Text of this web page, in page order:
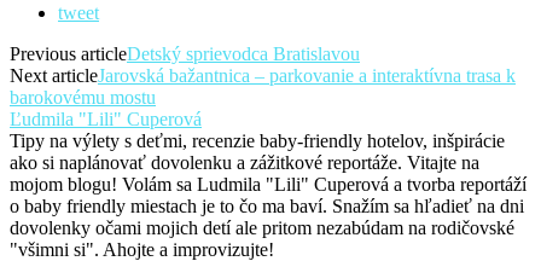
tweet
Previous articleDetský sprievodca Bratislavou
Next articleJarovská bažantnica – parkovanie a interaktívna trasa k
barokovému mostu
Ľudmila "Lili" Cuperová
Tipy na výlety s deťmi, recenzie baby-friendly hotelov, inšpirácie
ako si naplánovať dovolenku a zážitkové reportáže. Vitajte na
mojom blogu! Volám sa Ludmila "Lili" Cuperová a tvorba reportáží
o baby friendly miestach je to čo ma baví. Snažím sa hľadieť na dni
dovolenky očami mojich detí ale pritom nezabúdam na rodičovské
"všimni si". Ahojte a improvizujte!